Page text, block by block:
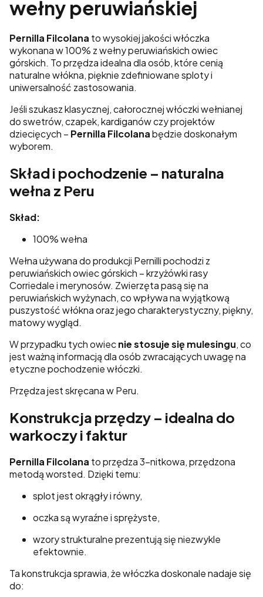
wełny peruwiańskiej
Pernilla Filcolana to wysokiej jakości włóczka
wykonana w 100% z wełny peruwiańskich owiec
górskich. To przędza idealna dla osób, które cenią
naturalne włókna, pięknie zdefiniowane sploty i
uniwersalność zastosowania.
Jeśli szukasz klasycznej, całorocznej włóczki wełnianej
do swetrów, czapek, kardiganów czy projektów
dziecięcych – Pernilla Filcolanabędzie doskonałym
wyborem.
Skład i pochodzenie – naturalna
wełna z Peru
Skład:
100% wełna
Wełna używana do produkcji Pernilli pochodzi z
peruwiańskich owiec górskich – krzyżówki rasy
Corriedale i merynosów. Zwierzęta pasą się na
peruwiańskich wyżynach, co wpływa na wyjątkową
puszystość włókna oraz jego charakterystyczny, piękny,
matowy wygląd.
W przypadku tych owiecnie stosuje się mulesingu, co
jest ważną informacją dla osób zwracających uwagę na
etyczne pochodzenie włóczki.
Przędza jest skręcana w Peru.
Konstrukcja przędzy – idealna do
warkoczy i faktur
Pernilla Filcolana to przędza 3-nitkowa, przędzona
metodą worsted. Dzięki temu:
splot jest okrągły i równy,
oczka są wyraźne i sprężyste,
wzory strukturalne prezentują się niezwykle
efektownie.
Ta konstrukcja sprawia, że włóczka doskonale nadaje się
do: